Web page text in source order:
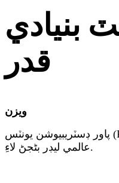
بنيادي
قدر
ويزن
پاور ڊسٽريبيوشن يونٽس (PDUs) پروڊڪٽس جي پيداوار ۾
عالمي ليڊر بڻجڻ لاءِ.